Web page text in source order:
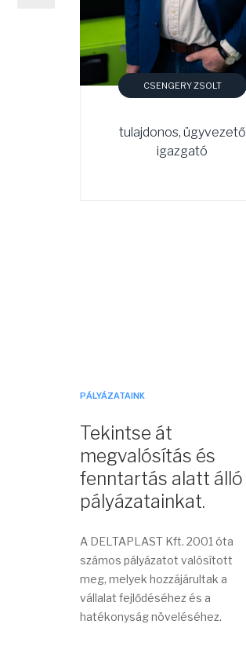
CSENGERY ZSOLT
tulajdonos, ügyvezető
igazgató
PÁLYÁZATAINK
Tekintse át
megvalósítás és
fenntartás alatt álló
pályázatainkat.
A DELTAPLAST Kft. 2001 óta
számos pályázatot valósított
meg, melyek hozzájárultak a
vállalat fejlődéséhez és a
hatékonyság növeléséhez.